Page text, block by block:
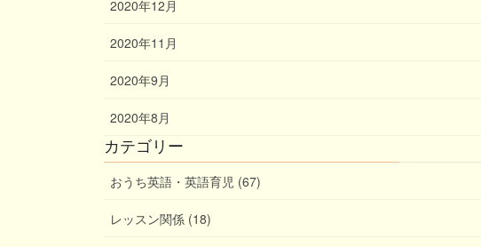
2020年12月
2020年11月
2020年9月
2020年8月
カテゴリー
おうち英語・英語育児 (67)
レッスン関係 (18)